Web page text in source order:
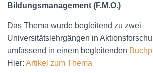
Bildungsmanagement (F.M.O.)
Das Thema wurde begleitend zu zwei
Universitätslehrgängen in
umfassend in einem begleitenden
Hier: Artikel zum Thema